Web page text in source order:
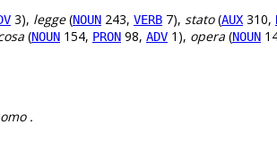
3), legge(NOUN 243, VERB 7), stato(AUX 310,
(NOUN 154, PRON 98, ADV 1), opera (NOUN
.